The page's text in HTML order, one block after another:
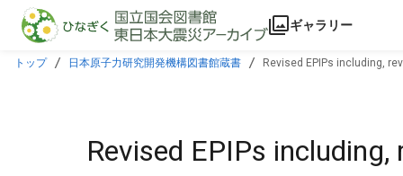
本文に飛ぶ
ギャラリー
トップ 日本原子力研究開発機構図書館蔵書
Revised EPIPs including,
Revised EPIPs